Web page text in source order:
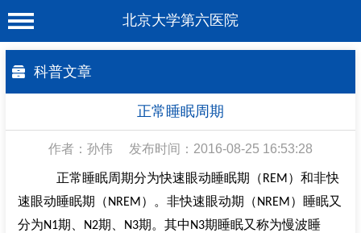
北京大学第六医院
医院概况
科室介绍
就诊服务
科普文章
正常睡眠周期
作者：孙伟 发布时间：2016-08-25 16:53:28
正常睡眠周期分为快速眼动睡眠期（ REM ）和非快
速眼动睡眠期（ NREM ）。非快速眼动期（ NREM ）睡眠又
分为N1期、 N2期、 N3期。其中 N3期睡眠又称为慢波睡